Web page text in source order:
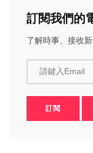
訂閱我們的
了解時事、接收
請鍵入Email
訂閱